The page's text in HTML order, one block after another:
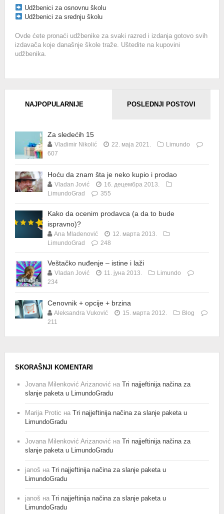
Udžbenici za osnovnu školu
Udžbenici za srednju školu
Ovde ćete pronaći udžbenike za svaki razred i izdanja gotovo svih
izdavača koje današnje škole traže. Uštedite na kupovini
udžbenika.
NAJPOPULARNIJE POSLEDNJI POSTOVI
Za sledećih 15
Vladimir Nikolić 22. маја 2021.
Limundo
607
Hoću da znam šta je neko kupio i prodao
Vladan Jović
16. децембра 2013.
LimundoGrad
355
Kako da ocenim prodavca (a da to bude
ispravno)?
Ana Mladenović
12. марта 2013.
LimundoGrad
248
Veštačko nuđenje – istine i laži
Vladan Jović 11. јуна 2013.
Limundo
234
Cenovnik + opcije + brzina
Aleksandra Vuković 15. марта 2012.
Blog
211
SKORAŠNJI KOMENTARI
Jovana Milenković Arizanović на Tri najjeftinija načina za
slanje paketa u LimundoGradu
Marija Protic на Tri najjeftinija načina za slanje paketa u
LimundoGradu
Jovana Milenković Arizanović на Tri najjeftinija načina za
slanje paketa u LimundoGradu
janoš на Tri najjeftinija načina za slanje paketa u
LimundoGradu
janoš на Tri najjeftinija načina za slanje paketa u
LimundoGradu